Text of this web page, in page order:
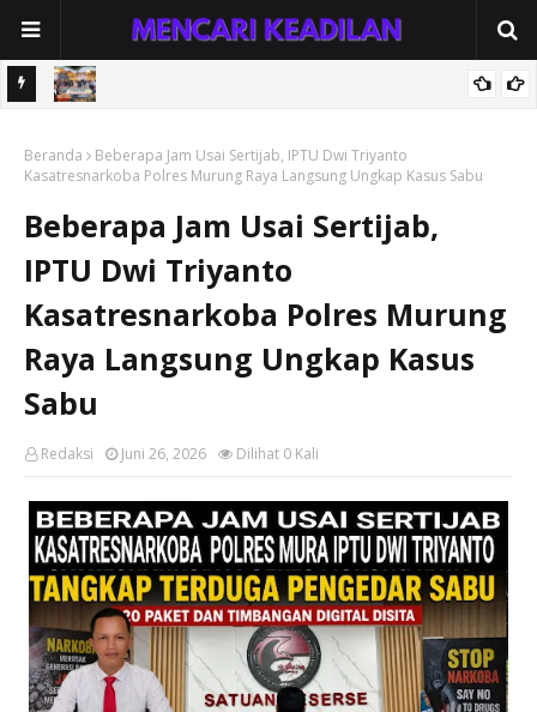
Dibuka, Bupati Ahmad Selanorwanda: Mari Bersama Berkarya
untuk Seruyan Sejahtera
Beranda
Beberapa Jam Usai Sertijab, IPTU Dwi Triyanto
Kasatresnarkoba Polres Murung Raya Langsung Ungkap Kasus Sabu
Beberapa Jam Usai Sertijab,
IPTU Dwi Triyanto
Kasatresnarkoba Polres Murung
Raya Langsung Ungkap Kasus
Sabu
Redaksi Dilihat 0 Kali
Juni 26, 2026